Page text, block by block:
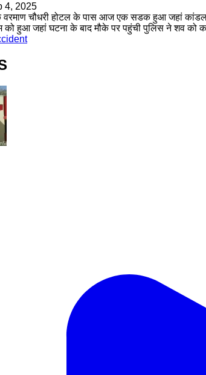
4, 2025
वरमाण चौधरी होटल के पास आज एक सडक हुआ जहां
को हुआ जहां घटना के बाद मौके पर पहुंची पुलिस ने शव को